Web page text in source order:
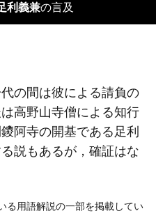
利義兼の言及
の間は彼による請負の
高野山寺僧による知行
阿寺の開基である足利
説もあるが，確証はな
る用語解説の一部を掲載してい